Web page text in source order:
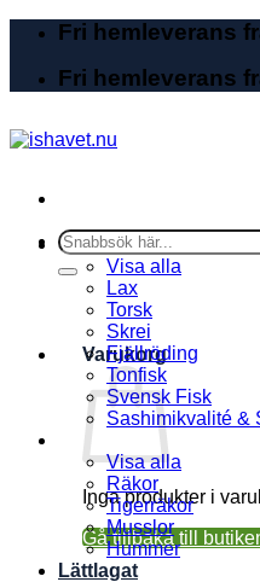
Skip
content
Fri hemleverans
Fri hemleverans
Sök
efter:
Varukorg
Inga produkter i
Gå tillbaka till
Visa alla
Lax
Torsk
Skrei
Fjällröding
Tonfisk
Svensk Fisk
Sashimikvalité &
Visa alla
Räkor
Tigerräkor
Musslor
Hummer
Lättlagat